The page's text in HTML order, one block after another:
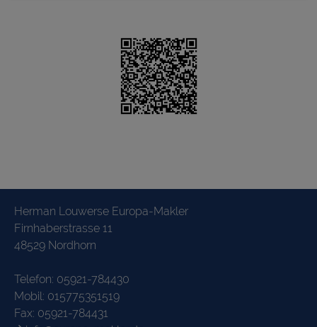
Herman Louwerse Europa-Makler
Firnhaberstrasse 11
48529 Nordhorn
Telefon: 05921-784430
Mobil: 015775351519
Fax: 05921-784431